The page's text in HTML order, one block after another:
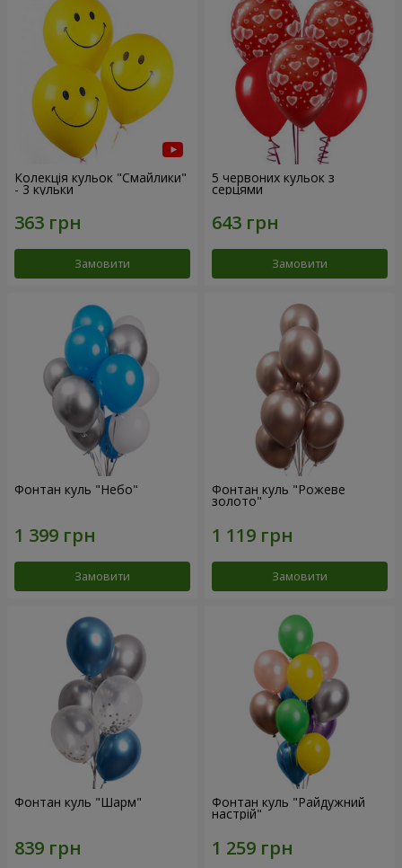
Колекція кульок "Смайлики"
- 3 кульки
Замовити
5 червоних кульок з
серцями
Замовити
Фонтан куль "Небо"
Замовити
Фонтан куль "Рожеве
золото"
Замовити
Фонтан куль "Шарм" Фонтан куль "Райдужний
настрій"